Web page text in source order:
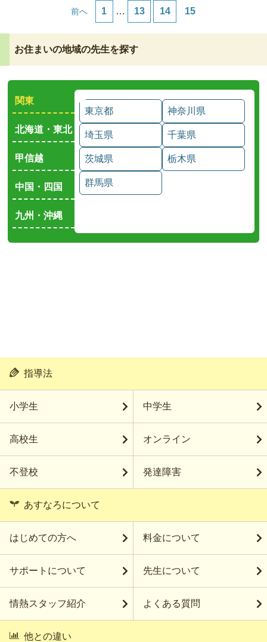
前へ 1 … 13 14 15
お住まいの地域の先生を探す
関東
北海道・東北
甲信越
中国・四国
九州・沖縄
東京都 神奈川県
埼玉県 千葉県
茨城県 栃木県
群馬県
指導法
小学生 中学生
高校生 オンライン
不登校 発達障害
あすなろについて
はじめての方へ 料金について
サポートについて 先生について
情熱スタッフ紹介 よくある質問
他との違い